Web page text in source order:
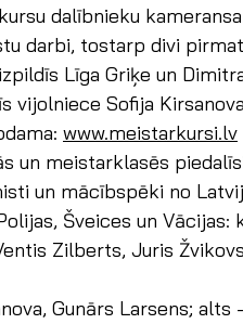
dalībnieku
darbi, tostarp divi
Līga Griķe un
vijolniece Sofija
www.meistarkursi.lv
un meistarklasēs
un mācībspēki no
Šveices un Vācijas:
Zilberts, Juris
Gunārs Larsens; alts